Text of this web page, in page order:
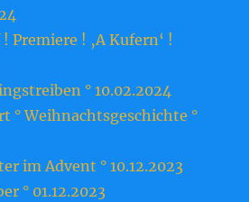
Premiere ! ‚A Kufern‘ !
° 10.02.2024
° Weihnachtsgeschichte °
im Advent ° 10.12.2023
° 01.12.2023